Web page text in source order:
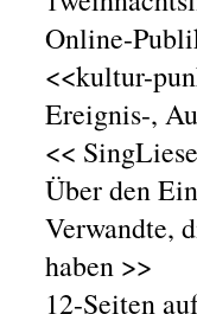
Online-
<<kultur-
Ereignis-,
<<
Über den
Verwandte,
haben >>
12-Seiten